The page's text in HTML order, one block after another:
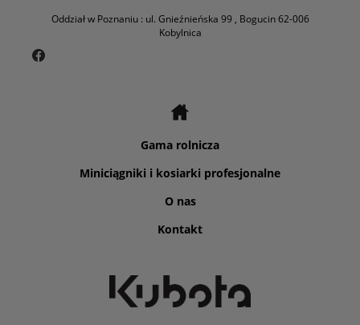
Oddział w Poznaniu : ul. Gnieźnieńska 99 , Bogucin 62-006
Kobylnica
Gama rolnicza
Miniciągniki i kosiarki profesjonalne
O nas
Kontakt